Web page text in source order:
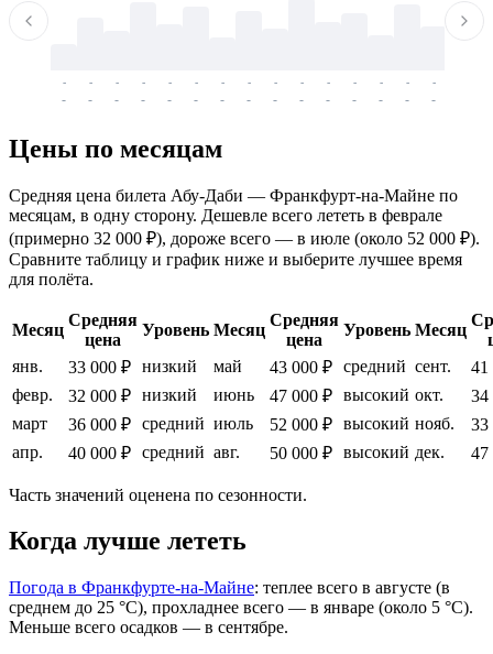
-
-
-
-
-
-
-
-
-
-
-
-
-
-
-
-
-
-
-
-
-
-
-
-
-
-
-
-
-
-
Цены по месяцам
Средняя цена билета Абу-Даби — Франкфурт-на-Майне по
месяцам, в одну сторону. Дешевле всего лететь в феврале
(примерно 32 000 ₽), дороже всего — в июле (около 52 000 ₽).
Сравните таблицу и график ниже и выберите лучшее время
для полёта.
Месяц
Средняя
цена
Уровень Месяц
Средняя
цена
Уровень Месяц
янв.
33 000 ₽ низкий май 43 000 ₽ средний сент.
41
февр.
32 000 ₽ низкий июнь 47 000 ₽ высокий окт.
34
март
36 000 ₽ средний июль 52 000 ₽ высокий нояб.
33
апр.
40 000 ₽ средний авг. 50 000 ₽ высокий дек. 47
Часть значений оценена по сезонности.
Когда лучше лететь
Погода в Франкфурте-на-Майне: теплее всего в августе (в
среднем до 25 °C), прохладнее всего — в январе (около 5 °C).
Меньше всего осадков — в сентябре.